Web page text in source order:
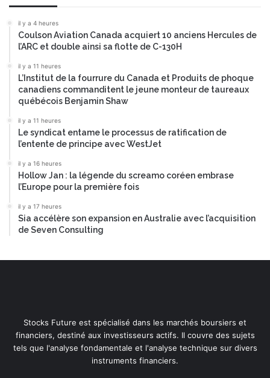
il y a 4 heures
Coulson Aviation Canada acquiert 10 anciens Hercules de
l’ARC et double ainsi sa flotte de C-130H
il y a 11 heures
L’Institut de la fourrure du Canada et Produits de phoque
canadiens commanditent le jeune monteur de taureaux
québécois Benjamin Shaw
il y a 11 heures
Le syndicat entame le processus de ratification de
l’entente de principe avec WestJet
il y a 16 heures
Hollow Jan : la légende du screamo coréen embrase
l’Europe pour la première fois
il y a 17 heures
Sia accélère son expansion en Australie avec l’acquisition
de Seven Consulting
Stocks Future est spécialisé dans les marchés boursiers et
financiers, destiné aux investisseurs actifs. Il couvre des sujets
tels que l'analyse fondamentale et l'analyse technique sur divers
instruments financiers.